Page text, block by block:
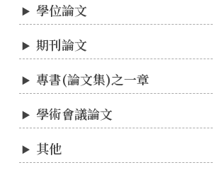
學位論文
期刊論文
專書(論文集)之一章
學術會議論文
其他